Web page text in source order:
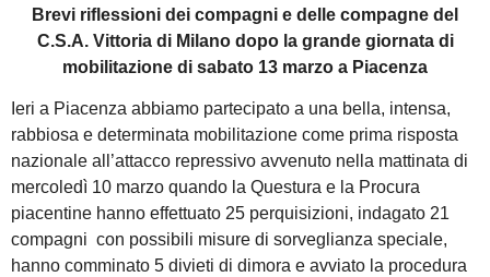
Brevi riflessioni dei compagni e delle compagne del
C.S.A. Vittoria di Milano dopo la grande giornata di
mobilitazione di sabato 13 marzo a Piacenza
Ieri a Piacenza abbiamo partecipato a una bella, intensa,
rabbiosa e determinata mobilitazione come prima risposta
nazionale all’attacco repressivo avvenuto nella mattinata di
mercoledì 10 marzo quando la Questura e la Procura
piacentine hanno effettuato 25 perquisizioni, indagato 21
compagni con possibili misure di sorveglianza speciale,
hanno comminato 5 divieti di dimora e avviato la procedura